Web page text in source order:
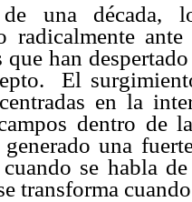
una década,
radicalmente
que han
El
en la
dentro de
una
se habla
transforma